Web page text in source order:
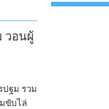
วอนผู้
ปฐม รวม
ขับไล่